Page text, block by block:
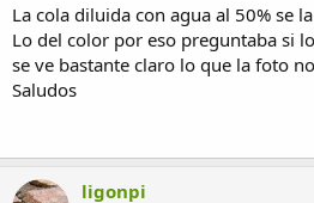
La cola diluida con agua al 50% se
Lo del color por eso preguntaba si
se ve bastante claro lo que la foto
Saludos
ligonpi